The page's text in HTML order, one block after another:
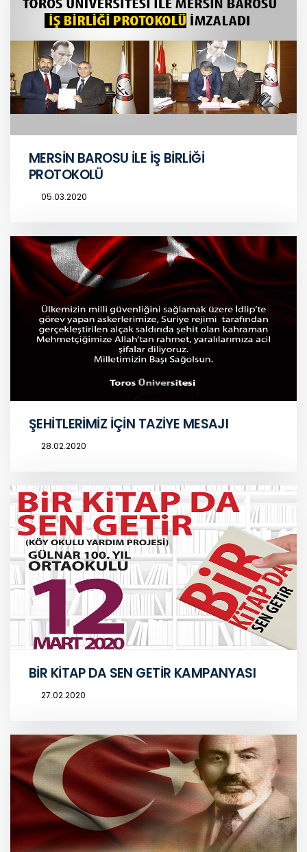
MERSİN BAROSU İLE İŞ BİRLİĞİ
PROTOKOLÜ
05.03.2020
ŞEHİTLERİMİZ İÇİN TAZİYE MESAJI
28.02.2020
BİR KİTAP DA SEN GETİR KAMPANYASI
27.02.2020